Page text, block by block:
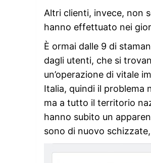
Altri clienti, invece, non
hanno effettuato nei
È ormai dalle 9 di
dagli utenti, che si
un’operazione di vitale
Italia, quindi il problema
ma a tutto il territorio
hanno subito un
sono di nuovo